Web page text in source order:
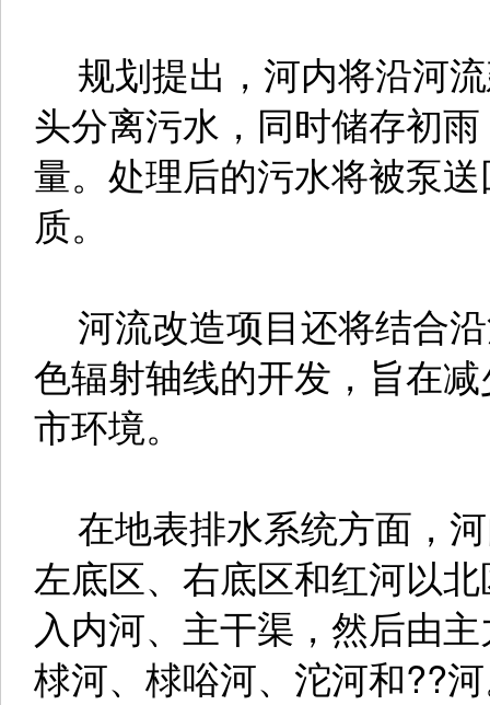
规划提出，河内将沿河
头分离污水，同时储存初
量。处理后的污水将被泵
质。
河流改造项目还将结合
色辐射轴线的开发，旨在
市环境。
在地表排水系统方面，
左底区、右底区和红河以
入内河、主干渠，然后由
梂河、梂唂河、沱河和??